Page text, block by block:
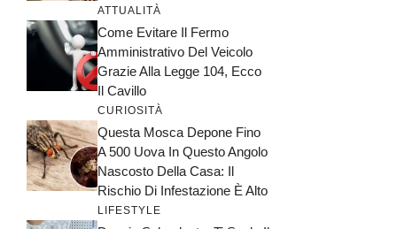
ATTUALITÀ
Come Evitare Il Fermo
Amministrativo Del Veicolo
Grazie Alla Legge 104, Ecco
Il Cavillo
CURIOSITÀ
Questa Mosca Depone Fino
A 500 Uova In Questo Angolo
Nascosto Della Casa: Il
Rischio Di Infestazione È Alto
LIFESTYLE